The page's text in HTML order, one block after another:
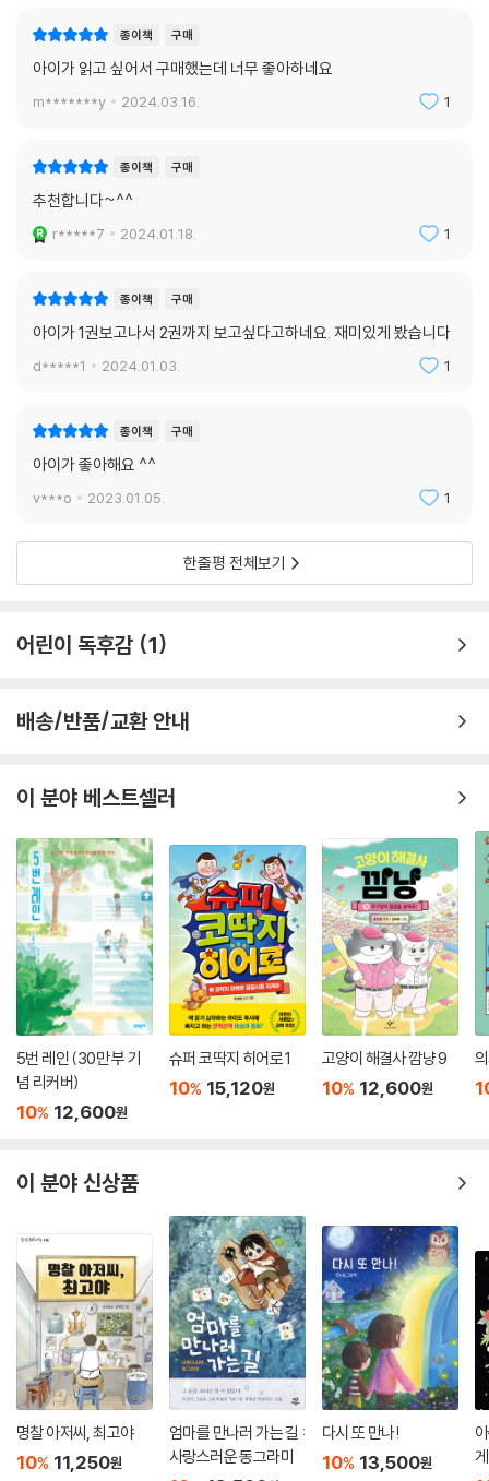
미지를 만나기 전, 해미에게 첫 너나들이가 있었다는 사실을 우연히 알게
된 미지는 묘한 감정에 휩싸인다. 질투 혹은 부러움, 해적단 대장 후보생이
었던 지우의 용맹을 닮고 싶은 마음, 그리고 어쩌면 자신은 결국 지우 다음
“지우요. 첫 너나들이였어요.”
심장이 쿵 떨어졌다. 내가 처음이 아니구나. 해미는 수백 년 살았으니까 친
구가 나뿐일 리는 없다.
해미가 내게 보인 변치 않는 믿음의 원천은 지우로부터 나왔다. 지우가 고
마우면서도 질투가 났다. 해미의 가장 행복한 추억 속에는 지우가 있었다.
나들이가 될 수 있을까?
미지는 용감하고 든든했던 지우를 의식하며 혼자 힘으로 위기를 해결하려
서, 미지가 지우처럼 될 필요는 없다고 말해 준다. 그리고 자신이 미지를 좋
“다들 날 대장으로만 대했는데. 날 친구로 대한 것도, 내가 만든 선 안에 들
한 친구를 잃은 아픔을 극복하게 도와준 것도, 새로운 운명의 친구를 또 만
...
_ 본문에서
다른 어떤 이유도 조건도 없이 그저 해미가 해미라서, 미지가 미지라서 서
로를 좋아하는 두 친구. 소울메이트(너나들이)를 원한다는 똑같은 소원을
빈 덕분에 긴 시간을 뛰어넘어 만날 수 있었던 둘은 이제 같은 시간을 살아
가게 되었다. 해미에게 아직은 낯설고 이해하기 어려운 세상이어도, 자신
의 목숨을 구해 이곳으로 데려온 소울메이트 미지와 500년간 자신을 기다
려 준 해적단이 있기에 이 시대와 이 땅은 해미에게 편안한 집이 되어 줄 것
이다. 긴 시간을 넘나들던 우정 여행의 종착점이라 생각했던 21세기 부산
은 어쩌면 새로운 시작점으로도 보인다. 해미는 이제 새로운 세계를 즐길
준비를 마쳤고, 옛 너나들이 지우가 언젠가 보러 가자 했던 ‘더 넓은 세
상’을 향해 나아갈 출발점 위에 친구들과 함께 서 있다.
종이책 구매
아이가 읽고 싶어서 구매했는데 너무 좋아하네요
m*******y 2024.03.16. 1
종이책 구매
추천합니다~^^
r*****7 2024.01.18. 1
종이책 구매
아이가 1권보고나서 2권까지 보고싶다고하네요. 재미있게 봤습니다
d*****1 2024.01.03. 1
종이책 구매
아이가 좋아해요 ^^
v***o 2023.01.05. 1
한줄평 전체보기
어린이 독후감 1
배송/반품/교환 안내
이 분야 베스트셀러
5번 레인 (30만 부 기
념 리커버)
10% 12,600원
슈퍼 코딱지 히어로 1
10% 15,120원
고양이 해결사 깜냥 9
10% 12,600원
이 분야 신상품
명찰 아저씨, 최고야
10% 11,250원
엄마를 만나러 가는 길 :
사랑스러운 동그라미
다시 또 만나!
10% 13,500원
게